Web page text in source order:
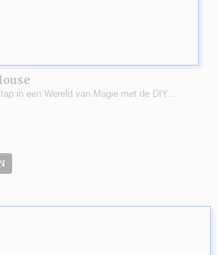
in een Wereld van Magie met de DIY…